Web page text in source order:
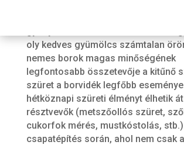
oly kedves gyümölcs számtalan
nemes borok magas minőségének
legfontosabb összetevője a kitűnő
szüret a borvidék legfőbb
hétköznapi szüreti élményt élhetik
résztvevők (metszőollós szüret,
cukorfok mérés, mustkóstolás,
csapatépítés során, ahol nem csak a